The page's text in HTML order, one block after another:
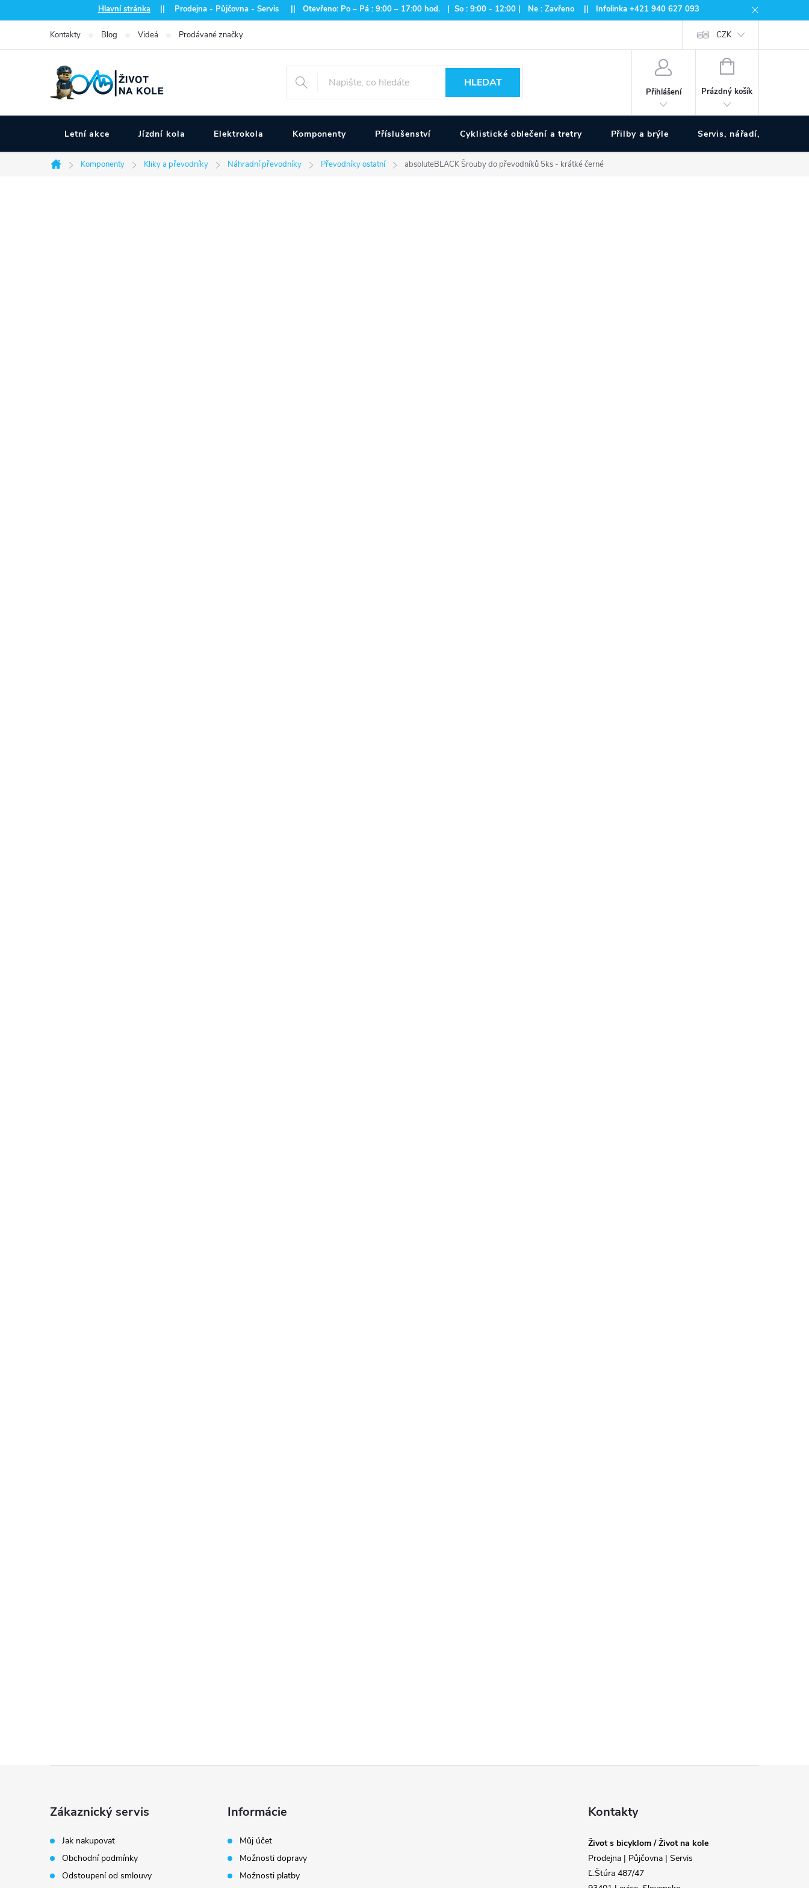
na
Hlavní stránka|| Prodejna - Půjčovna - Servis || Otevřeno: Po – Pá : 9:00 – 17:00 hod. | So : 9:00 - 12:00 | Ne : Zavřeno || Infolinka +421 940 627 093
Kontakty Blog Videá Prodávané značky CZK
HLEDAT
Přihlášení
NÁKUPNÍ
Prázdný košík
Letní akce Jízdní kola Elektrokola Komponenty Příslušenství Cyklistické oblečení a tretry Přilby a brýle Servis, nářadí, pumpy
Domů
Komponenty Kliky a převodníky Náhradní převodníky Převodníky ostatní absoluteBLACK Šrouby do převodníků 5ks - krátké černé
Zákaznický servis
Jak nakupovat
Obchodní podmínky
Odstoupení od smlouvy
Informácie
Můj účet
Možnosti dopravy
Možnosti platby
Kontakty
Život s bicyklom / Život na kole
Prodejna | Půjčovna | Servis
Ľ.Štúra 487/47